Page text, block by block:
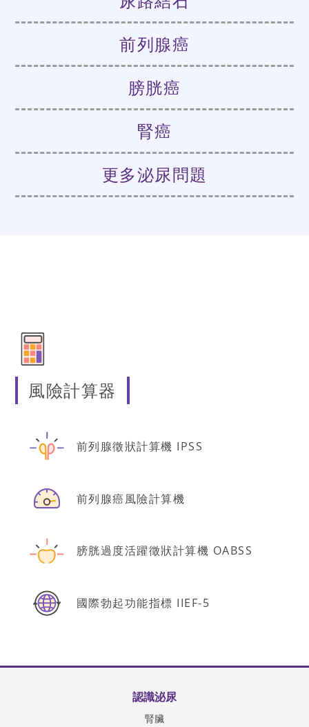
前列腺癌
膀胱癌
腎癌
更多泌尿問題
風險計算器
前列腺徵狀計算機 IPSS
前列腺癌風險計算機
膀胱過度活躍徵狀計算機 OABSS
國際勃起功能指標 IIEF-5
認識泌尿
腎臟